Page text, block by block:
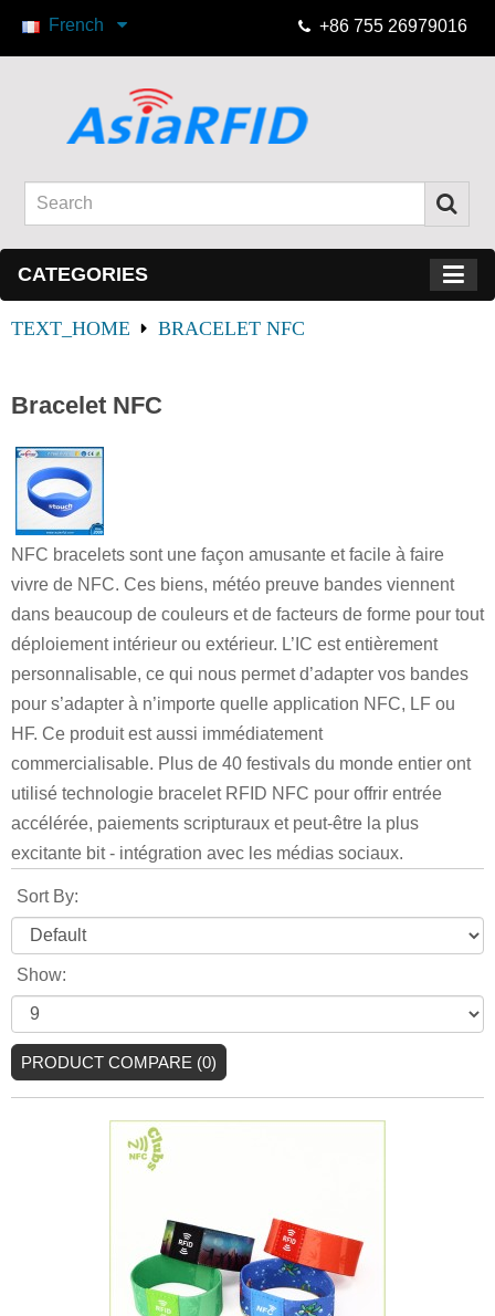
French +86 755 26979016
CATEGORIES
TEXT_HOME BRACELET NFC
Bracelet NFC
NFC bracelets sont une façon amusante et facile à faire
vivre de NFC. Ces biens, météo preuve bandes viennent
dans beaucoup de couleurs et de facteurs de forme pour tout
déploiement intérieur ou extérieur. L’IC est entièrement
personnalisable, ce qui nous permet d’adapter vos bandes
pour s’adapter à n’importe quelle application NFC, LF ou
HF. Ce produit est aussi immédiatement
commercialisable. Plus de 40 festivals du monde entier ont
utilisé technologie bracelet RFID NFC pour offrir entrée
accélérée, paiements scripturaux et peut-être la plus
excitante bit - intégration avec les médias sociaux.
Sort By:
Show:
PRODUCT COMPARE (0)